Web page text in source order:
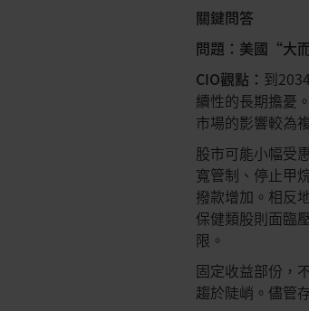
關鍵問答
問題：美國“大
CIO觀點： 到
續性的長期擔憂
市場的影響較為
股市可能小幅受
寬管制、停止甲
撥款增加。相反
保健類股則面臨
限。
固定收益部份，
趨於陡峭。儘管